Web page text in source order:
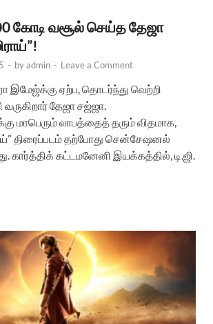
கோடி வசூல் செய்த தேஜா
- byadmin - Leave a Comment
இமேஜ்க்கு ஏற்ப, தொடர்ந்து வெற்றி
தேஜா சஜ்ஜா.
மாபெரும் லாபத்தைத் தரும் விதமாக,
திரைப்படம் தற்போது சென்சேஷனல்
கார்த்திக் கட்டமனேனி இயக்கத்தில், டி.ஜி.